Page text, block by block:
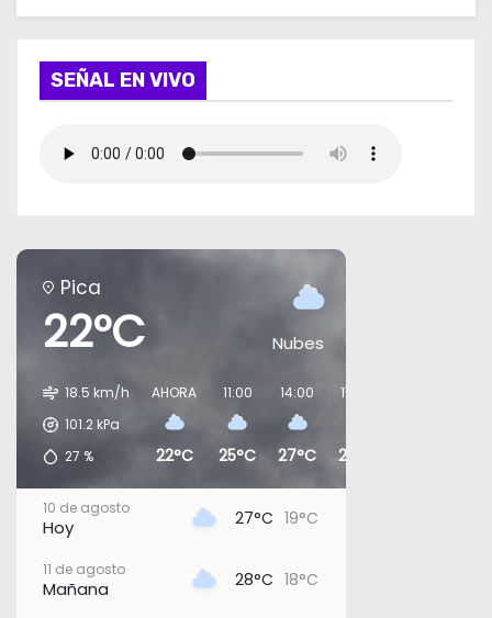
SEÑAL EN VIVO
Pica
22°C Nubes
18.5 km/h
101.2 kPa
27 %
AHORA
22°C
11:00
25°C
14:00
27°C
17:00
25°C
10 de agosto
Hoy 27°C 19°C
11 de agosto
Mañana 28°C 18°C